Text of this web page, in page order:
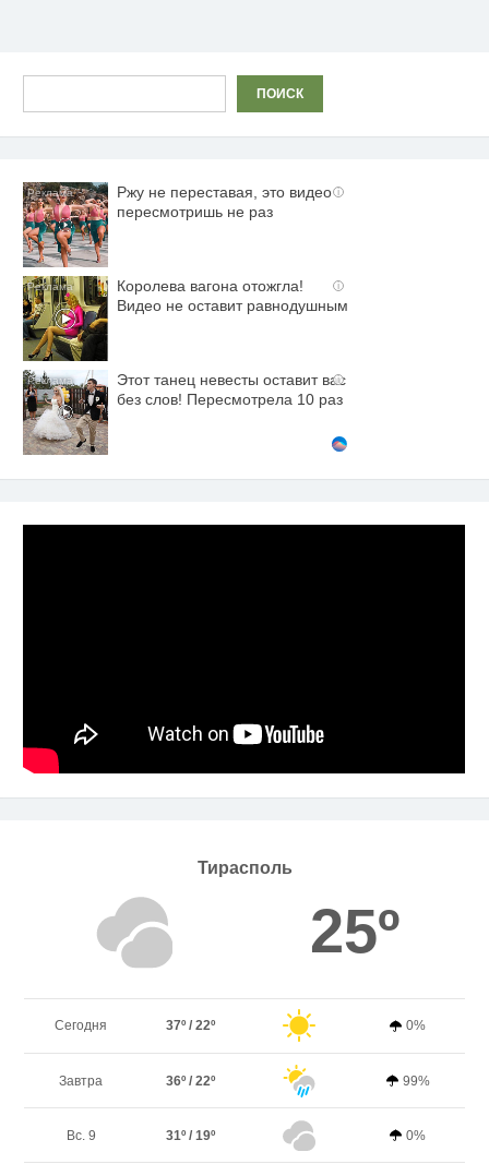
ПОИСК
i
Ржу не переставая, это видео
пересмотришь не раз
i
Королева вагона отожгла!
Видео не оставит равнодушным
i
Этот танец невесты оставит вас
без слов! Пересмотрела 10 раз
Тирасполь
25º
Сегодня 37º / 22º 0%
Завтра 36º / 22º 99%
Вс. 9 31º / 19º 0%